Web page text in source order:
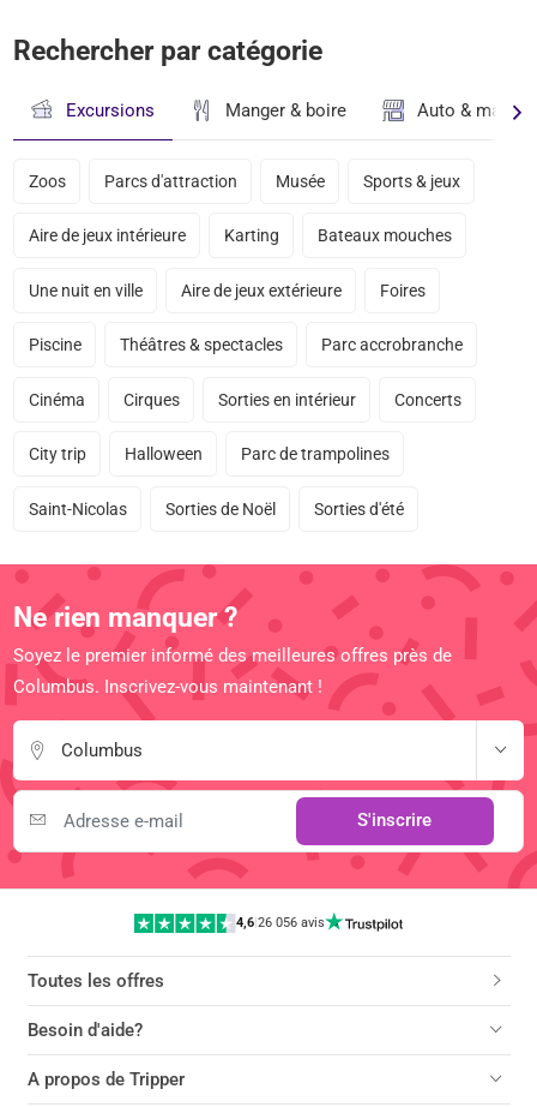
Rechercher par catégorie
Excursions Manger & boire Auto &
Zoos Parcs d'attraction Musée Sports & jeux
Aire de jeux intérieure Karting Bateaux mouches
Une nuit en ville Aire de jeux extérieure Foires
Piscine Théâtres & spectacles Parc accrobranche
Cinéma Cirques Sorties en intérieur Concerts
City trip Halloween Parc de trampolines
Saint-Nicolas Sorties de Noël Sorties d'été
Ne rien manquer ?
Soyez le premier informé des meilleures offres près de
Columbus. Inscrivez-vous maintenant !
Columbus
S'inscrire
4,6 |26 056 avis
Toutes les offres
Besoin d'aide?
A propos de Tripper